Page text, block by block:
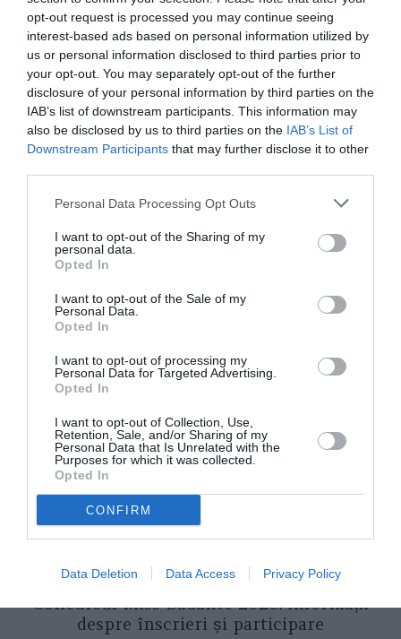
opt-out request is processed you may continue seeing
interest-based ads based on personal information utilized by
us or personal information disclosed to third parties prior to
your opt-out. You may separately opt-out of the further
disclosure of your personal information by third parties on the
IAB’s list of downstream participants. This information may
also be disclosed by us to third parties on the IAB’s List of
Downstream Participants that may further disclose it to other
Personal Data Processing Opt Outs
I want to opt-out of the Sharing of my
personal data.
Opted In
I want to opt-out of the Sale of my
Personal Data.
Opted In
I want to opt-out of processing my
Personal Data for Targeted Advertising.
Opted In
I want to opt-out of Collection, Use,
Retention, Sale, and/or Sharing of my
Personal Data that Is Unrelated with the
Purposes for which it was collected.
Opted In
CONFIRM
Data Deletion Data Access Privacy Policy
moreMihai Eminescu, omagiat în Parlamentul
Comentarii rasiste după arestarea unei
românce acuzată de furt: “Nu am cunoscut
niciun român bun”
AȚI PUTEA DORI DE
ITALIA
Concursul Miss Badante 2026: informații
despre înscrieri și participare